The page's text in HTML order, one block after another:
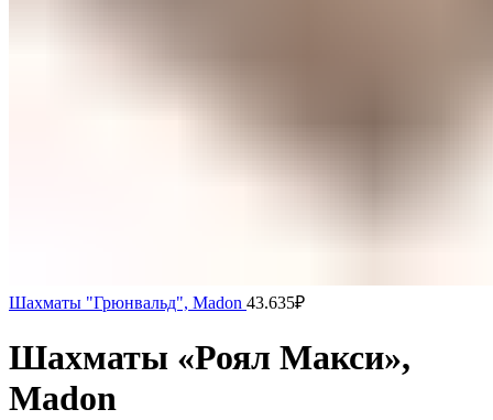
Шахматы "Грюнвальд", Madon 43.635₽
Шахматы «Роял Макси»,
Madon